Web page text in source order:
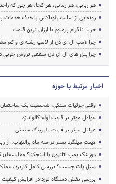
هر زبانی، هر زمانی، هر کجا، هر جور که
رونمایی از سایت بلوباکس با هدف خدمات
خرید تلگرام پرمیوم با ارزان ترین قیمت
چرا لامپ ال ای دی از لامپ رشته‌ای و کم
چرا پنل های ال ای دی سقفی فروش خوبی
اخبار مرتبط با حوزه
وقتی جزئیات سنگی، شخصیت یک ساختمان
عوامل موثر بر قیمت لوله گالوانیزه
عوامل موثر بر قیمت بلبرینگ صنعتی
قیمت میلگرد بستر در سه ماه پرالتهاب؛ از
دوزینگ پمپ اتاترون یا اینجکتا؟ مقایسه‌ای
سیل پات چیست؟ بررسی کامل کاربرد،
بررسی نقش دستگاه نورد در افزایش کیفیت